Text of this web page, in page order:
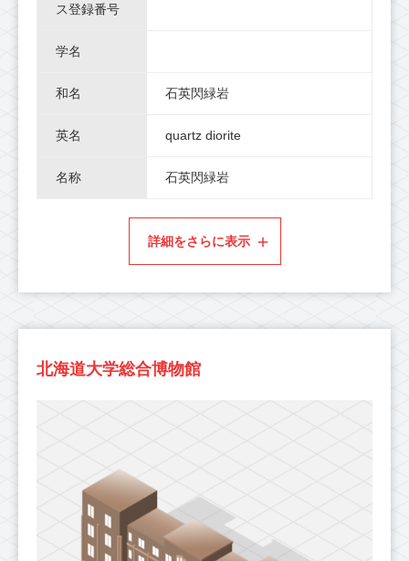
ス登録番号
学名
和名 石英閃緑岩
英名 quartz diorite
名称 石英閃緑岩
詳細をさらに表示
北海道大学総合博物館